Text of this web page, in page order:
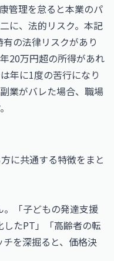
管理を怠ると本業のパ
に、法的リスク。本記
の法律リスクがあり
20万円超の所得があれ
年に1度の苦行になり
業がバレた場合、職場
に共通する特徴をまと
。「子どもの発達支援
たPT」「高齢者の転
を深掘ると、価格決